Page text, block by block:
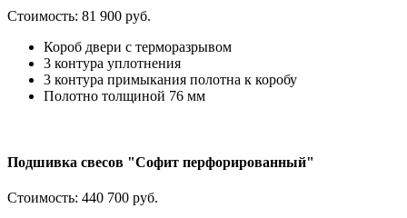
Стоимость: 81 900 руб.
Короб двери с терморазрывом
3 контура уплотнения
3 контура примыкания полотна к коробу
Полотно толщиной 76 мм
Подшивка свесов "Софит перфорированный"
Стоимость: 440 700 руб.